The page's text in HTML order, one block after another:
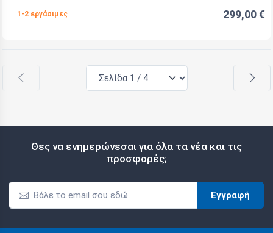
1-2 εργάσιμες 299,00 €
Θες να ενημερώνεσαι για όλα τα νέα και τις
προσφορές;
Εγγραφή